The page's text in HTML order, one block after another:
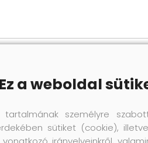
Ez a weboldal
tartalmának személyre
sütiket (cookie),